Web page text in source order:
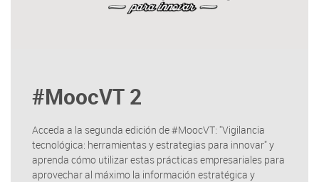
#MoocVT 2
Acceda a la segunda edición de #MoocVT: "Vigilancia
tecnológica: herramientas y estrategias para innovar" y
aprenda cómo utilizar estas prácticas empresariales para
aprovechar al máximo la información estratégica y